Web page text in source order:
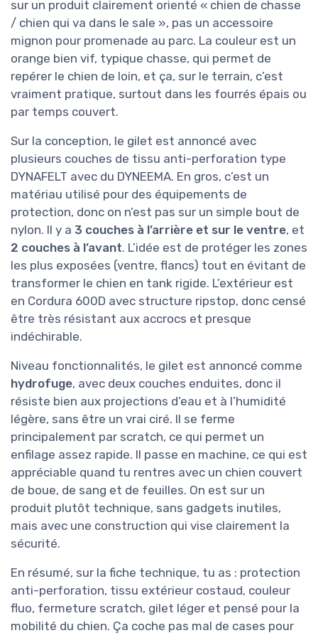
sur un produit clairement orienté « chien de chasse
/ chien qui va dans le sale », pas un accessoire
mignon pour promenade au parc. La couleur est un
orange bien vif, typique chasse, qui permet de
repérer le chien de loin, et ça, sur le terrain, c’est
vraiment pratique, surtout dans les fourrés épais ou
par temps couvert.
Sur la conception, le gilet est annoncé avec
plusieurs couches de tissu anti-perforation type
DYNAFELT avec du DYNEEMA. En gros, c’est un
matériau utilisé pour des équipements de
protection, donc on n’est pas sur un simple bout de
nylon. Il y a 3 couches à l’arrière et sur le ventre, et
2 couches à l’avant. L’idée est de protéger les zones
les plus exposées (ventre, flancs) tout en évitant de
transformer le chien en tank rigide. L’extérieur est
en Cordura 600D avec structure ripstop, donc censé
être très résistant aux accrocs et presque
indéchirable.
Niveau fonctionnalités, le gilet est annoncé comme
hydrofuge, avec deux couches enduites, donc il
résiste bien aux projections d’eau et à l’humidité
légère, sans être un vrai ciré. Il se ferme
principalement par scratch, ce qui permet un
enfilage assez rapide. Il passe en machine, ce qui est
appréciable quand tu rentres avec un chien couvert
de boue, de sang et de feuilles. On est sur un
produit plutôt technique, sans gadgets inutiles,
mais avec une construction qui vise clairement la
sécurité.
En résumé, sur la fiche technique, tu as : protection
anti-perforation, tissu extérieur costaud, couleur
fluo, fermeture scratch, gilet léger et pensé pour la
mobilité du chien. Ça coche pas mal de cases pour